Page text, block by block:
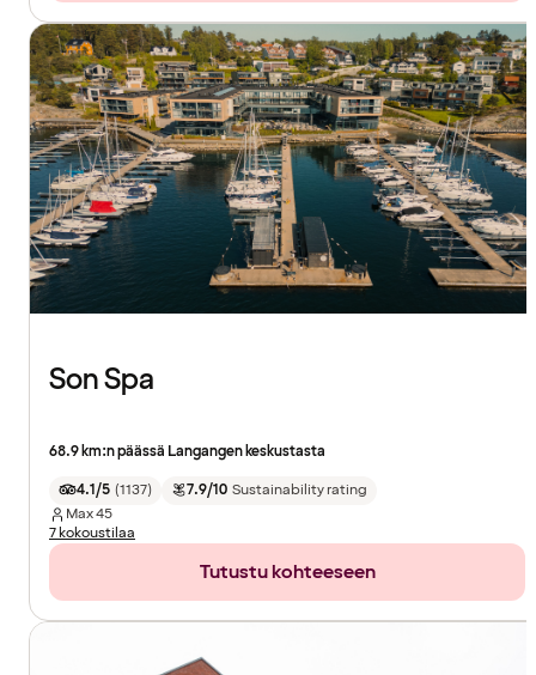
Son Spa
68.9 km:n päässä Langangen keskustasta
4.1/5 (1137) 7.9/10 Sustainability rating
Max45
7 kokoustilaa
Tutustu kohteeseen